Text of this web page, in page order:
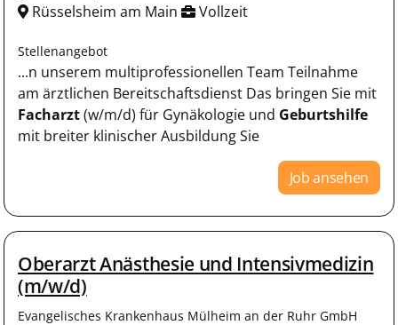
Rüsselsheim am Main Vollzeit
Stellenangebot
...n unserem multiprofessionellen Team Teilnahme
am ärztlichen Bereitschaftsdienst Das bringen Sie mit
Facharzt(w/m/d) für Gynäkologie und Geburtshilfe
mit breiter klinischer Ausbildung Sie
Job ansehen
Oberarzt Anästhesie und Intensivmedizin
(m/w/d)
Evangelisches Krankenhaus Mülheim an der Ruhr GmbH